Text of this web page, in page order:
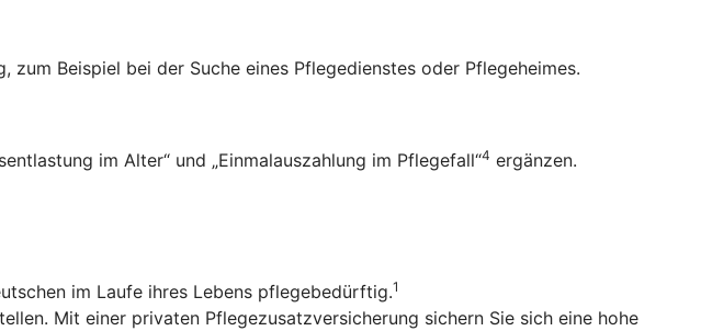
Beispiel bei der Suche eines Pflegedienstes oder Pflegeheimes.
im Alter“ und „Einmalauszahlung im Pflegefall“4 ergänzen.
im Laufe ihres Lebens pflegebedürftig.1
Mit einer privaten Pflegezusatzversicherung sichern Sie sich eine hohe